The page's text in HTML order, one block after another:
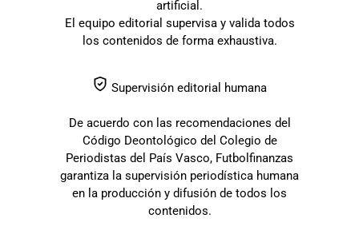
artificial.
El equipo editorial supervisa y valida todos
los contenidos de forma exhaustiva.
Supervisión editorial humana
De acuerdo con las recomendaciones del
Código Deontológico del Colegio de
Periodistas del País Vasco, Futbolfinanzas
garantiza la supervisión periodística humana
en la producción y difusión de todos los
contenidos.